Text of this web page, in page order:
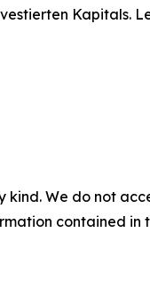
Kapitals.
We do not
contained